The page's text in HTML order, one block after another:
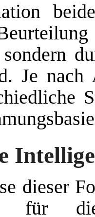
Je
dieser
für die